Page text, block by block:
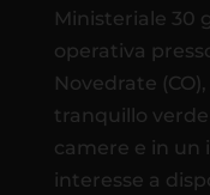
Ministeriale 30
operativa
Novedrate
tranquillo
camere e in un
interesse a